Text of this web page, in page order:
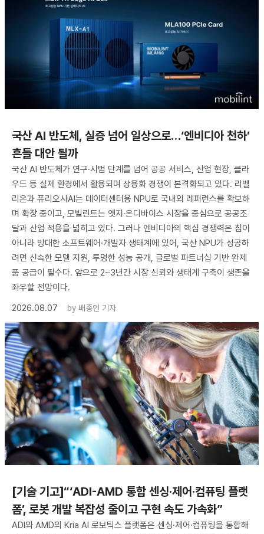
국산 AI 반도체, 실증 넘어 일상으로…‘엔비디아 천하’
흔들 대안 될까
국산 AI 반도체가 연구·시범 단계를 넘어 공공 서비스, 산업 현장, 클라
우드 등 실제 환경에서 활용되며 상용화 경쟁이 본격화되고 있다. 리벨
리온과 퓨리오사AI는 데이터센터용 NPU로 국내외 레퍼런스를 확보하
며 확장 중이고, 모빌린트는 엣지·온디바이스 시장을 중심으로 공공조
달과 산업 적용을 넓히고 있다. 그러나 엔비디아의 핵심 경쟁력은 칩이
아니라 방대한 소프트웨어·개발자 생태계에 있어, 국산 NPU가 성공하
려면 신속한 모델 지원, 투명한 성능 공개, 글로벌 파트너십 기반 완제
품 공급이 필수다. 앞으로 2~3년간 시장 신뢰와 생태계 구축이 생존을
좌우할 전망이다.
2026.08.07
by 배종인 기자
[기술 기고]“‘ADI-AMD 통합 센싱·제어·컴퓨팅 플랫
폼’, 로봇 개발 복잡성 줄이고 구현 속도 가속화”
ADI와 AMD의 Kria AI 로보틱스 플랫폼은 센싱·제어·컴퓨팅을 통합해